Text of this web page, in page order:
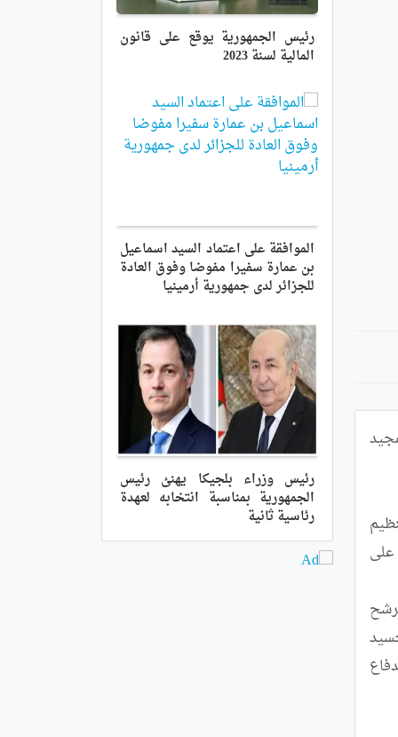
رئيس الجمهورية يوقع على قانون
المالية لسنة 2023
الموافقة على اعتماد السيد اسماعيل
بن عمارة سفيرا مفوضا وفوق العادة
للجزائر لدى جمهورية أرمينيا
رئيس وزراء بلجيكا يهنئ رئيس
الجمهورية بمناسبة انتخابه لعهدة
رئاسية ثانية